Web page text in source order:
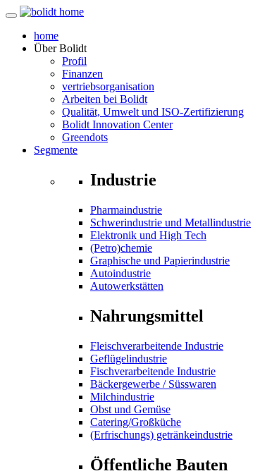
home
ÜberBolidt
Profil
Finanzen
vertriebsorganisation
Arbeiten bei Bolidt
Qualität, Umwelt und ISO-Zertifizierung
Bolidt Innovation Center
Greendots
Segmente
Industrie
Pharmaindustrie
Schwerindustrie und Metallindustrie
Elektronik und High Tech
(Petro)chemie
Graphische und Papierindustrie
Autoindustrie
Autowerkstätten
Nahrungsmittel
Fleischverarbeitende Industrie
Geflügelindustrie
Fischverarbeitende Industrie
Bäckergewerbe / Süsswaren
Milchindustrie
Obst und Gemüse
Catering/Großküche
(Erfrischungs) getränkeindustrie
Öffentliche Bauten